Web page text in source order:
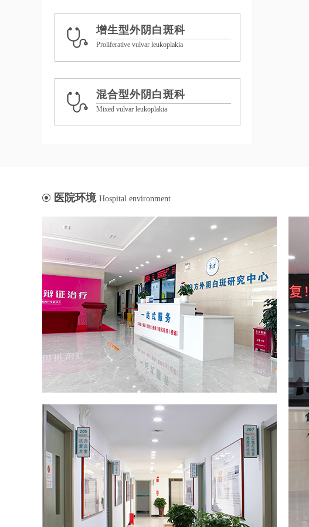
增生型外阴白斑科
Proliferative vulvar leukoplakia
混合型外阴白斑科
Mixed vulvar leukoplakia
医院环境 Hospital environment